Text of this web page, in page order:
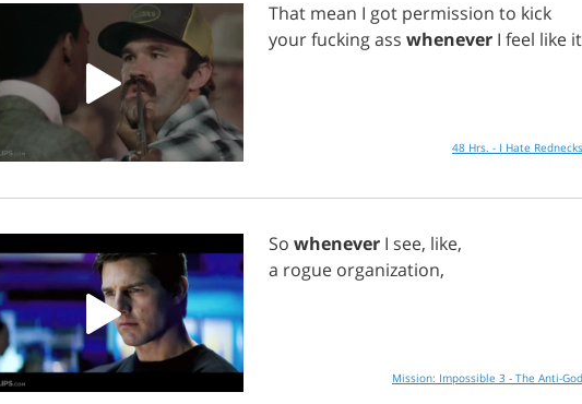
That mean I got permission to kick
yourfuckingass whenever I feel like it
48 Hrs. - I Hate Rednecks
So whenever I see, like,
a rogue organization,
Mission: Impossible 3 - The Anti-God